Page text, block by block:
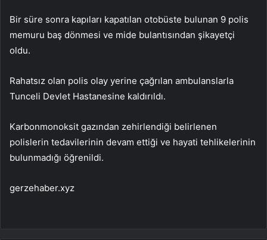
Bir süre sonra kapıları kapatılan otobüste bulunan 9 polis
memuru baş dönmesi ve mide bulantısından şikayetçi
oldu.
Rahatsız olan polis olay yerine çağrılan ambulanslarla
Tunceli Devlet Hastanesine kaldırıldı.
Karbonmonoksit gazından zehirlendiği belirlenen
polislerin tedavilerinin devam ettiği ve hayati tehlikelerinin
bulunmadığı öğrenildi.
gerzehaber.xyz